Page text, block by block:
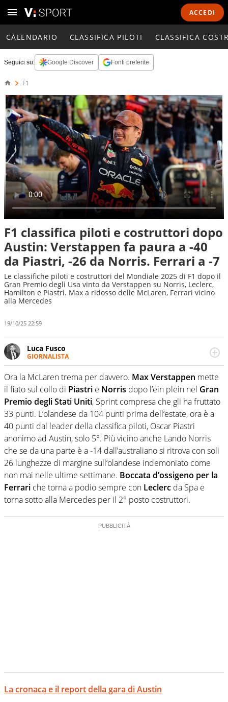
ACCEDI
CALENDARIO CLASSIFICA PILOTI CLASSIFICA
Seguici su: Google Discover Fonti preferite
F1
F1 classifica piloti e costruttori dopo
Austin: Verstappen fa paura a -40
da Piastri, -26 da Norris. Ferrari a -7
Le classifiche piloti e costruttori del Mondiale 2025 di F1 dopo il
Gran Premio degli Usa vinto da Verstappen su Norris, Leclerc,
Hamilton e Piastri. Max a ridosso delle McLaren, Ferrari vicino
alla Mercedes
19/10/25 22:59
Luca Fusco
GIORNALISTA
Giornalista multimediale. Quando si accendono i motori,
lui sgasa, impenna, derapa. E spesso e volentieri finisce
sul podio
Ora la McLaren trema per davvero. Max Verstappen mette
il fiato sul collo di Piastri e Norris dopo l’ein plein nel Gran
Premio degli Stati Uniti, Sprint compresa che gli ha fruttato
33 punti. L’olandese da 104 punti prima dell’estate, ora è a
40 punti dal leader della classifica piloti, Oscar Piastri
anonimo ad Austin, solo 5°. Più vicino anche Lando Norris
che se da una parte è a -14 dall’australiano si ritrova con soli
26 lunghezze di margine sull’olandese indemoniato come
non mai nelle ultime settimane. Boccata d’ossigeno per la
Ferrari che torna a podio sempre con Leclerc da Spa e
torna sotto alla Mercedes per il 2° posto costruttori.
La cronaca e il report della gara di Austin